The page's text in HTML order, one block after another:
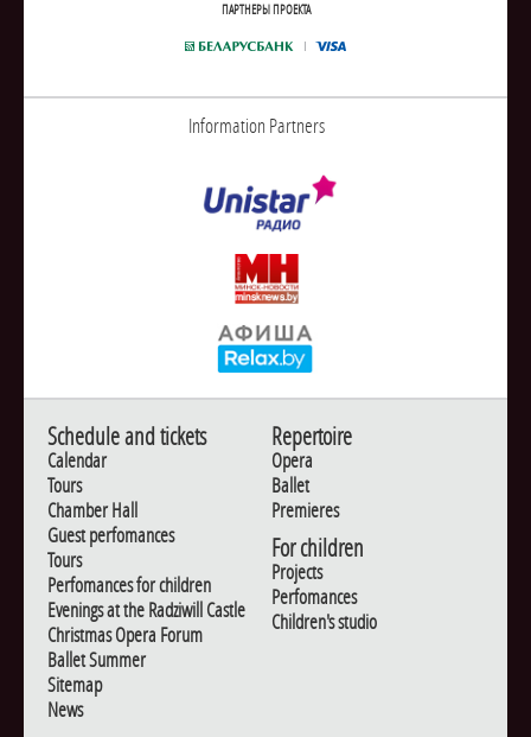
ПАРТНЕРЫ ПРОЕКТА
Information Partners
Schedule and tickets
Calendar
Tours
Chamber Hall
Guest perfomances
Tours
Perfomances for children
Evenings at the Radziwill Castle
Christmas Opera Forum
Ballet Summer
Sitemap
News
Repertoire
Opera
Ballet
Premieres
For children
Projects
Perfomances
Children's studio